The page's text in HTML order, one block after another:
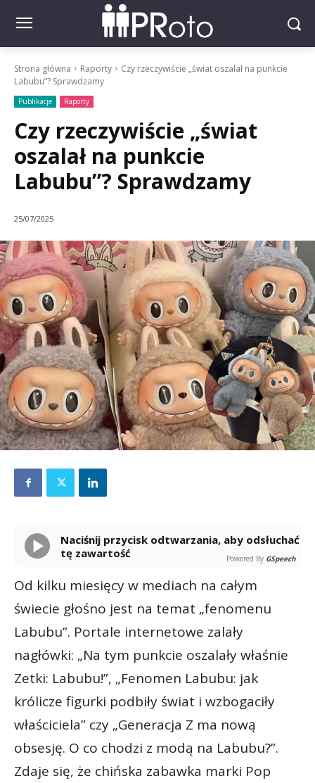
Strona główna Raporty
Czy rzeczywiście „świat oszalał na punkcie
Labubu”? Sprawdzamy
Publikacje Raporty
Czy rzeczywiście „świat
oszalał na punkcie
Labubu”? Sprawdzamy
25/07/2025
Naciśnij przycisk odtwarzania, aby odsłuchać
tę zawartość
Powered By GSpeech
Od kilku miesięcy w mediach na całym
świecie głośno jest na temat „fenomenu
Labubu”. Portale internetowe zalały
nagłówki: „Na tym punkcie oszalały właśnie
Zetki: Labubu!”, „Fenomen Labubu: jak
królicze figurki podbiły świat i wzbogaciły
właściciela” czy „Generacja Z ma nową
obsesję. O co chodzi z modą na Labubu?”.
Zdaje się, że chińska zabawka marki Pop